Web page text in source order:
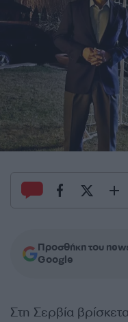
Προσθήκη του
Google
Στη Σερβία